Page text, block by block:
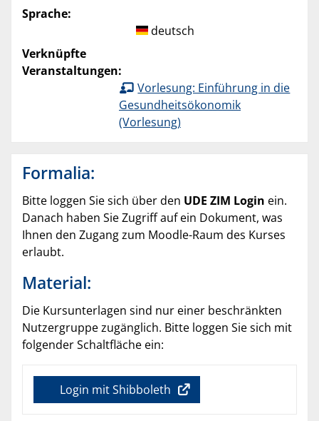
Sprache:
deutsch
Verknüpfte
Veranstaltungen:
Vorlesung: Einführung in die
Gesundheitsökonomik
(Vorlesung)
Formalia:
Bitte loggen Sie sich über den UDE ZIM Login ein.
Danach haben Sie Zugriff auf ein Dokument, was
Ihnen den Zugang zum Moodle-Raum des Kurses
erlaubt.
Material:
Die Kursunterlagen sind nur einer beschränkten
Nutzergruppe zugänglich. Bitte loggen Sie sich mit
folgender Schaltfläche ein:
Login mit Shibboleth